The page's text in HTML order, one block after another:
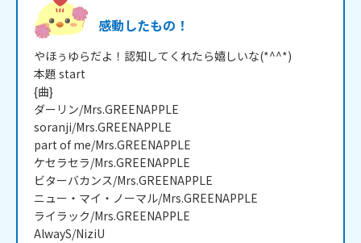
感動したもの！
やほぅゆらだよ！認知してくれたら嬉しいな(*^^*)
本題 start
{曲}
ダーリン/Mrs.GREENAPPLE
soranji/Mrs.GREENAPPLE
part of me/Mrs.GREENAPPLE
ケセラセラ/Mrs.GREENAPPLE
ビターバカンス/Mrs.GREENAPPLE
ニュー・マイ・ノーマル/Mrs.GREENAPPLE
ライラック/Mrs.GREENAPPLE
AlwayS/NiziU